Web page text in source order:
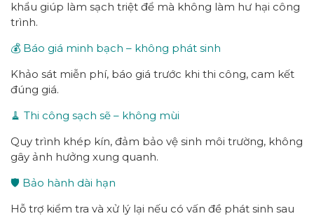
khẩu giúp làm sạch triệt để mà không làm hư hại công
trình.
💰 Báo giá minh bạch – không phát sinh
Khảo sát miễn phí, báo giá trước khi thi công, cam kết
đúng giá.
🧹 Thi công sạch sẽ – không mùi
Quy trình khép kín, đảm bảo vệ sinh môi trường, không
gây ảnh hưởng xung quanh.
🛡 Bảo hành dài hạn
Hỗ trợ kiểm tra và xử lý lại nếu có vấn đề phát sinh sau